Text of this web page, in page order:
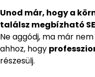
Unod már, hogy a
találsz megbízható
Ne aggódj, ma már
ahhoz, hogy
részesülj.